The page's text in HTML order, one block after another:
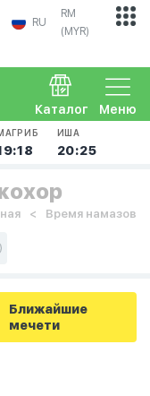
RU
RM
(MYR)
Меню
Каталог
ИША
20:25
Время намазов
Ближайшие
мечети